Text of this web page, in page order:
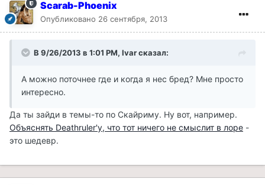
Scarab-Phoenix
Опубликовано 26 сентября, 2013
В 9/26/2013 в 1:01 PM, Ivar сказал:
А можно поточнее где и когда я нес бред? Мне просто
интересно.
Да ты зайди в темы-то по Скайриму. Ну вот, например.
Объяснять Deathruler'у, что тот ничего не смыслит в лоре -
это шедевр.